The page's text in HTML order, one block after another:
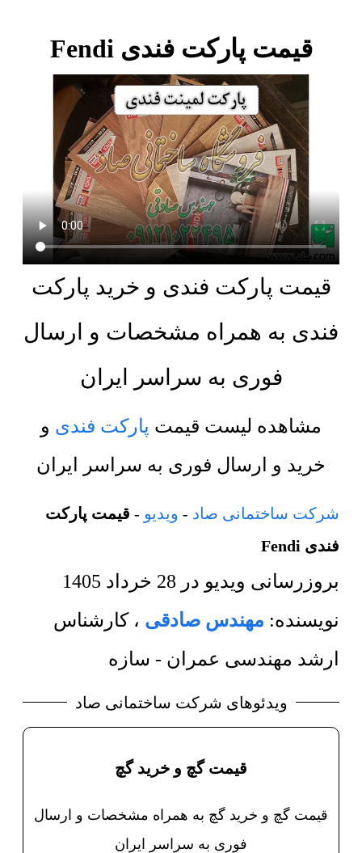
قیمت پارکت فندی Fendi
قیمت پارکت فندی و خرید پارکت
فندی به همراه مشخصات و ارسال
فوری به سراسر ایران
مشاهده لیست قیمت پارکت فندی و
خرید و ارسال فوری به سراسر ایران
شرکت ساختمانی صاد - ویدیو - قیمت پارکت
فندی Fendi
بروزرسانی ویدیو در 28 خرداد 1405
نویسنده: مهندس صادقی ،کارشناس
ارشد مهندسی عمران - سازه
ویدئوهای شرکت ساختمانی صاد
قیمت گچ و خرید گچ
قیمت گچ و خرید گچ به همراه مشخصات و ارسال
فوری به سراسر ایران